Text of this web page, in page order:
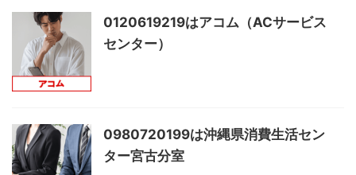
0120619219はアコム（ACサービス
センター）
0980720199は沖縄県消費生活セン
ター宮古分室